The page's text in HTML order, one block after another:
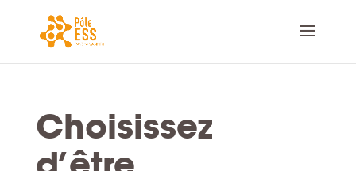
Choisissez